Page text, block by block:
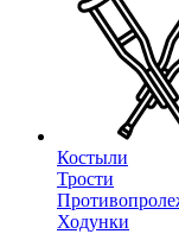
Костыли
Трости
Ходунки